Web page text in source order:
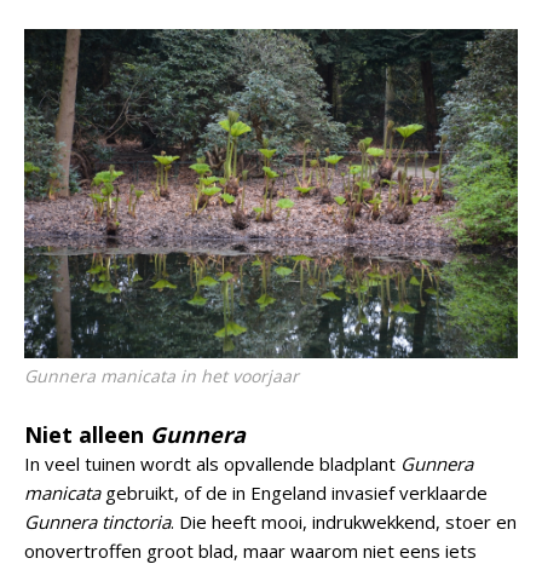
Gunnera manicata in het voorjaar
Niet alleen Gunnera
In veel tuinen wordt als opvallende bladplant Gunnera
manicatagebruikt, of de in Engeland invasief verklaarde
Gunnera tinctoria. Die heeft mooi, indrukwekkend, stoer en
onovertroffen groot blad, maar waarom niet eens iets